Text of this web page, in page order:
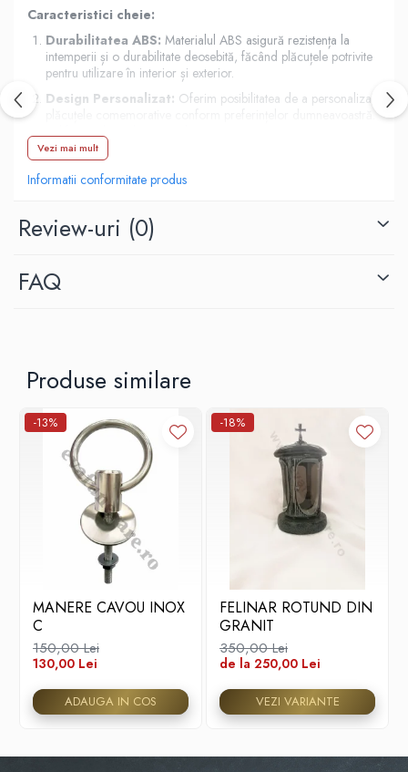
Caracteristici cheie:
Durabilitatea ABS: Materialul ABS asigură rezistența la
intemperii și o durabilitate deosebită, făcând plăcuțele potrivite
pentru utilizare în interior și exterior.
Design Personalizat: Oferim posibilitatea de a personaliza
Indiferent dacă doriți să adăugați un text emoționant, o imagine
sau o combinație a ambelor, putem crea o plăcuță unică pentru
dumneavoastră.
Versatilitatea Aplicațiilor:
evenimente speciale, omagieri corporative și multe altele.
instalat în orice locație dorită.
Indiferent dacă doriți să comemorați o persoană dragă sau să
ABS sunt alegerea perfectă pentru a crea amintiri durabile și
emoționante. Contactați-ne astăzi pentru a începe procesul de
personalizare și pentru a adăuga o notă de distincție oricărui
eveniment sau spațiu special.
Vezi mai mult
Informatii conformitate produs
Review-uri (0)
FAQ
Produse similare
-13%
MANERE CAVOU INOX
C
150,00 Lei
130,00 Lei
ADAUGA IN COS
-18%
FELINAR ROTUND DIN
GRANIT
350,00 Lei
de la 250,00 Lei
VEZI VARIANTE